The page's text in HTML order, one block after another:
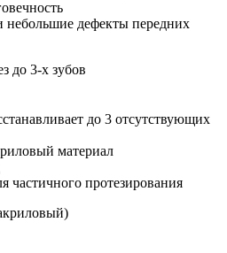
небольшие дефекты передних
до 3-х зубов
до 3 отсутствующих
материал
частичного протезирования